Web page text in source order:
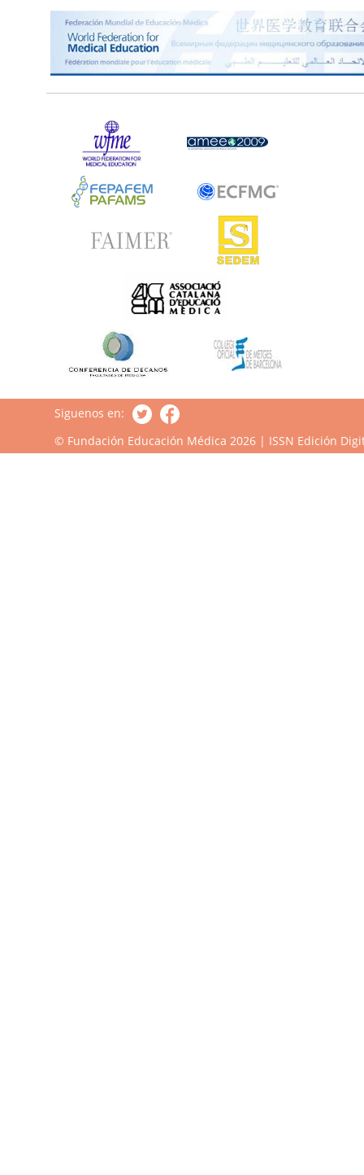
Siguenos en:
© Fundación Educación Médica 2026 | ISSN Edición